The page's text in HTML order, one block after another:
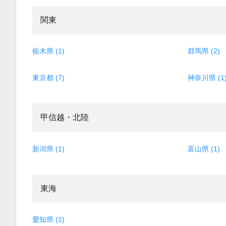
関東
栃木県 (1) 群馬県 (2)
東京都 (7) 神奈川県 (1)
甲信越・北陸
新潟県 (1) 富山県 (1)
東海
愛知県 (1)